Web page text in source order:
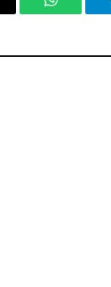
واتساب